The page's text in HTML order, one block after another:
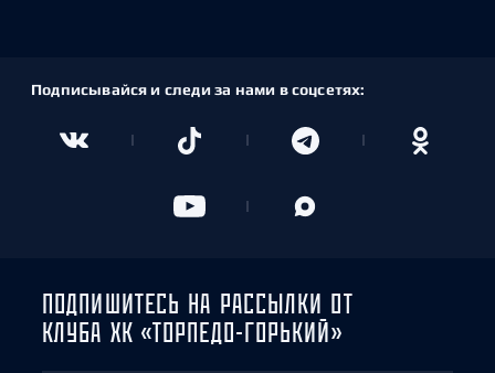
Подписывайся и следи за нами в соцсетях:
ПОДПИШИТЕСЬ НА РАССЫЛКИ ОТ
КЛУБА ХК «ТОРПЕДО-ГОРЬКИЙ»